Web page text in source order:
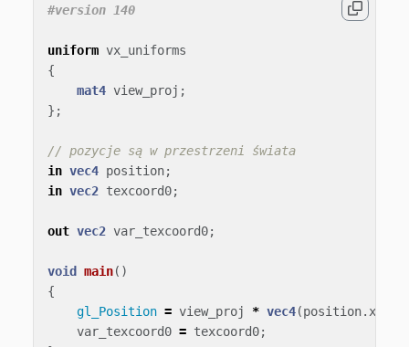
uniform vx_uniforms
{
mat4 view_proj ;
};
// pozycje są w przestrzeni świata
in vec4 position;
in vec2 texcoord0;
out vec2 var_texcoord0;
void main()
{
gl_Position = view_proj * vec4(position. xyz
var_texcoord0 = texcoord0;